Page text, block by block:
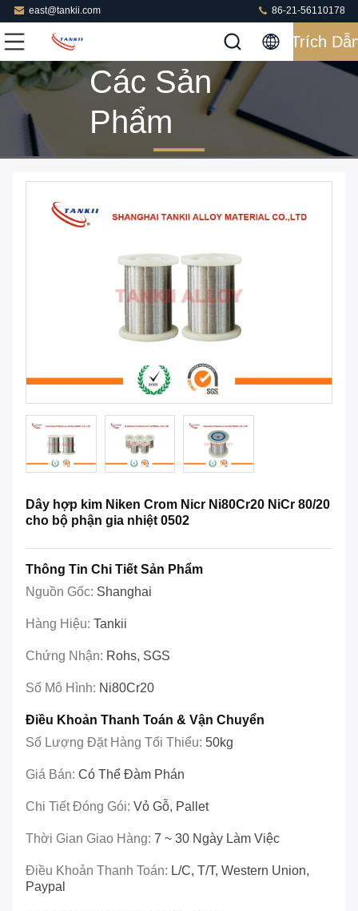
east@tankii.com 86-21-56110178
Trích
Các Sản
Phẩm
Dây hợp kim Niken Crom Nicr Ni80Cr20 NiCr 80/20
cho bộ phận gia nhiệt 0502
Thông Tin Chi Tiết Sản Phẩm
Nguồn Gốc: Shanghai
Hàng Hiệu: Tankii
Chứng Nhận: Rohs, SGS
Số Mô Hình: Ni80Cr20
Điều Khoản Thanh Toán & Vận Chuyển
Số Lượng Đặt Hàng Tối Thiểu: 50kg
Giá Bán: Có Thể Đàm Phán
Chi Tiết Đóng Gói: Vỏ Gỗ, Pallet
Thời Gian Giao Hàng: 7 ~ 30 Ngày Làm Việc
Điều Khoản Thanh Toán: L/c, T/T, Western Union,
Paypal